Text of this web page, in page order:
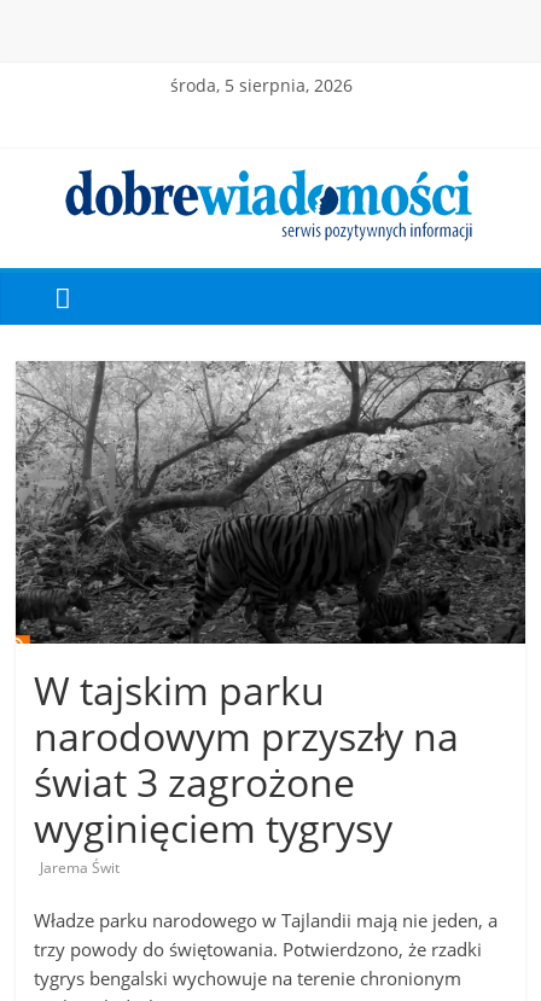
środa, 5 sierpnia, 2026
W tajskim parku
narodowym przyszły na
świat 3 zagrożone
wyginięciem tygrysy
Jarema Świt
Władze parku narodowego w Tajlandii mają nie jeden, a
trzy powody do świętowania. Potwierdzono, że rzadki
tygrys bengalski wychowuje na terenie chronionym